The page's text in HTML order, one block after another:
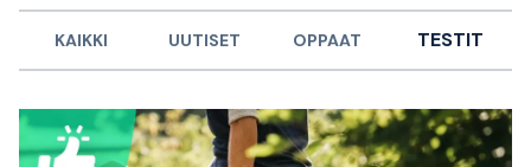
KAIKKI UUTISET OPPAAT TESTIT